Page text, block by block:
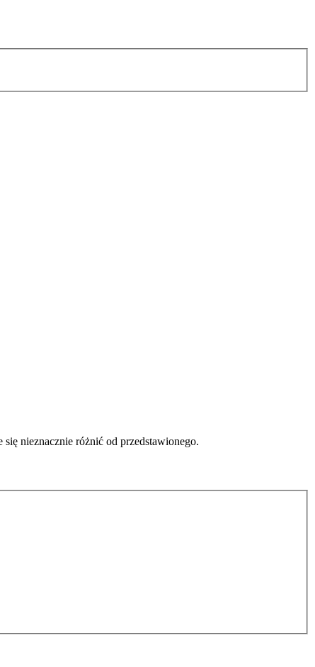
nieznacznie różnić od przedstawionego.